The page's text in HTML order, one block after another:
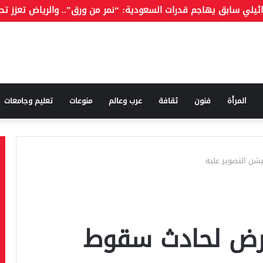
المرأة فنون ثقافة عرب وعالم منوعات تعليم وجامعات
التصوير عليه
لحادث سقوط